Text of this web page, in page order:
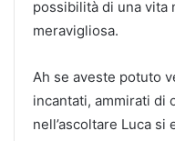
possibilità di una vita
meravigliosa.
Ah se aveste potuto
incantati, ammirati di
nell’ascoltare Luca si